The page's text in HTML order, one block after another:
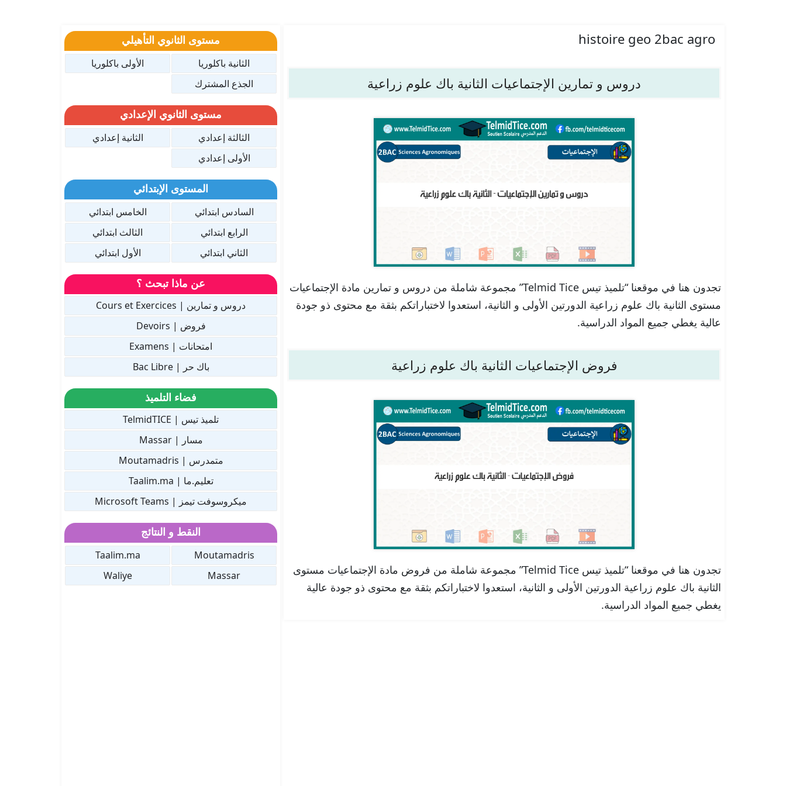
histoire geo 2bac agro
دروس و تمارين الإجتماعيات الثانية باك علوم زراعية
تجدون هنا في موقعنا “تلميذ تيس Telmid Tice” مجموعة شاملة من دروس و تمارين مادة الإجتماعيات
مستوى الثانية باك علوم زراعية الدورتين الأولى و الثانية، استعدوا لاختباراتكم بثقة مع محتوى ذو جودة
عالية يغطي جميع المواد الدراسية.
فروض الإجتماعيات الثانية باك علوم زراعية
تجدون هنا في موقعنا “تلميذ تيس Telmid Tice” مجموعة شاملة من فروض مادة الإجتماعيات مستوى
الثانية باك علوم زراعية الدورتين الأولى و الثانية، استعدوا لاختباراتكم بثقة مع محتوى ذو جودة عالية
يغطي جميع المواد الدراسية.
مستوى الثانوي التأهيلي
الثانية باكلوريا
الأولى باكلوريا
الجذع المشترك
مستوى الثانوي الإعدادي
الثالثة إعدادي
الثانية إعدادي
الأولى إعدادي
المستوى الإبتدائي
السادس ابتدائي
الخامس ابتدائي
الرابع ابتدائي
الثالث ابتدائي
الثاني ابتدائي
الأول ابتدائي
عن ماذا تبحث ؟
دروس و تمارين | Cours et Exercices
فروض | Devoirs
امتحانات | Examens
باك حر | Bac Libre
فضاء التلميذ
تلميذ تيس | TelmidTICE
مسار | Massar
متمدرس | Moutamadris
تعليم.ما | Taalim.ma
ميكروسوفت تيمز | Microsoft Teams
النقط و النتائج
Moutamadris
Taalim.ma
Massar
Waliye